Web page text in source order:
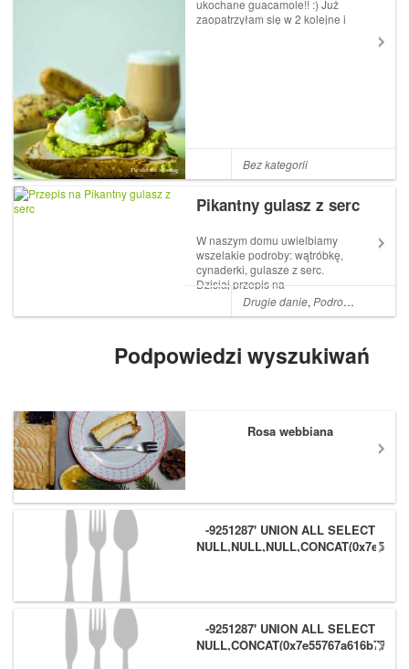
ukochane guacamole!! :) Już
zaopatrzyłam się w 2 kolejne i
Bez kategorii
Pikantny gulasz z serc
W naszym domu uwielbiamy
wszelakie podroby: wątróbkę,
cynaderki, gulasze z serc.
Dzisiaj przepis na
pikantny gulasz z serc z
pęczakiem, papryczką
koktajlowymi przygotowany w
piekarniku. Jeśli ktoś ma o...
Drugie danie,Podroby
Podpowiedzi wyszukiwań
Rosa webbiana
-9251287' UNION ALL SELECT
-9251287' UNION ALL SELECT
NULL,CONCAT(0x7e55767a616b77,